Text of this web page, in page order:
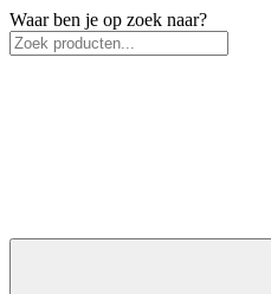
Waar ben je op zoek naar?